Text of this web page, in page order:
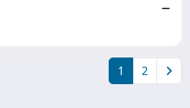
1 2